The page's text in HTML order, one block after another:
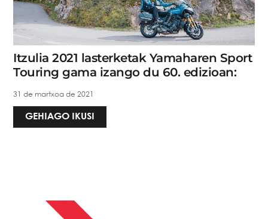
Itzulia 2021 lasterketak Yamaharen Sport
Touring gama izango du 60. edizioan:
31 de martxoa de 2021
GEHIAGO IKUSI